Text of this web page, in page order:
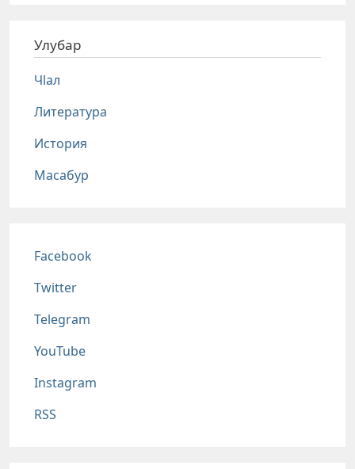
Улубар
Чlал
Литература
История
Масабур
Соц сети
Facebook
Twitter
Telegram
YouTube
Instagram
RSS